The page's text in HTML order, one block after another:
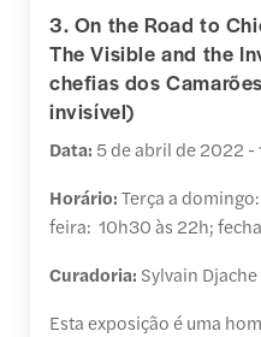
3. On the Road to
The Visible and the
chefias dos
invisível)
Data: 5 de abril de 2022 -
Horário:Terça a
feira: 10h30 às 22h;
Curadoria: Sylvain Djache
Esta exposição é uma